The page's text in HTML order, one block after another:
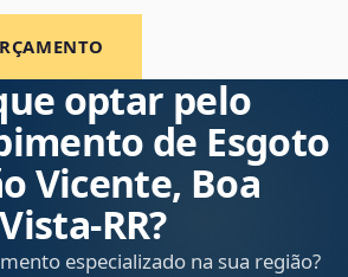
optar pelo
de Esgoto
Vicente, Boa
Vista‑RR?
especializado na sua região?